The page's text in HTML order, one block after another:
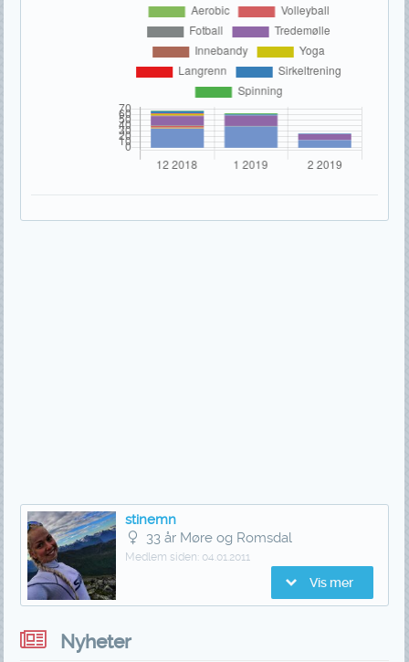
stinemn
33 år Møre og Romsdal
Medlem siden: 04.01.2011
Vis mer
Nyheter